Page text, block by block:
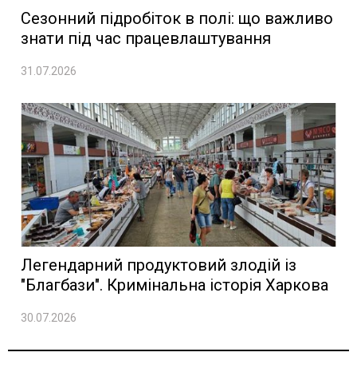
Сезонний підробіток в полі: що важливо
знати під час працевлаштування
31.07.2026
Легендарний продуктовий злодій із
"Благбази". Кримінальна історія Харкова
30.07.2026